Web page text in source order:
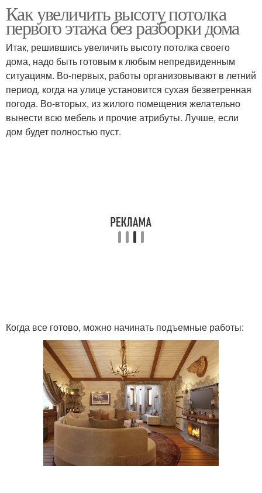
Как увеличить высоту потолка
первого этажа без разборки дома
Итак, решившись увеличить высоту потолка своего
дома, надо быть готовым к любым непредвиденным
ситуациям. Во-первых, работы организовывают в летний
период, когда на улице установится сухая безветренная
погода. Во-вторых, из жилого помещения желательно
вынести всю мебель и прочие атрибуты. Лучше, если
дом будет полностью пуст.
Когда все готово, можно начинать подъемные работы: